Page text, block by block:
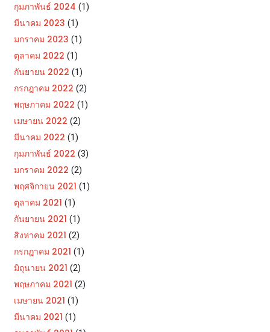
กุมภาพันธ์ 2024 (1)
มีนาคม 2023 (1)
มกราคม 2023 (1)
ตุลาคม 2022 (1)
กันยายน 2022 (1)
กรกฎาคม 2022 (2)
พฤษภาคม 2022 (1)
เมษายน 2022 (2)
มีนาคม 2022 (1)
กุมภาพันธ์ 2022 (3)
มกราคม 2022 (2)
พฤศจิกายน 2021 (1)
ตุลาคม 2021 (1)
กันยายน 2021 (1)
สิงหาคม 2021 (2)
กรกฎาคม 2021 (1)
มิถุนายน 2021 (2)
พฤษภาคม 2021 (2)
เมษายน 2021 (1)
มีนาคม 2021 (1)